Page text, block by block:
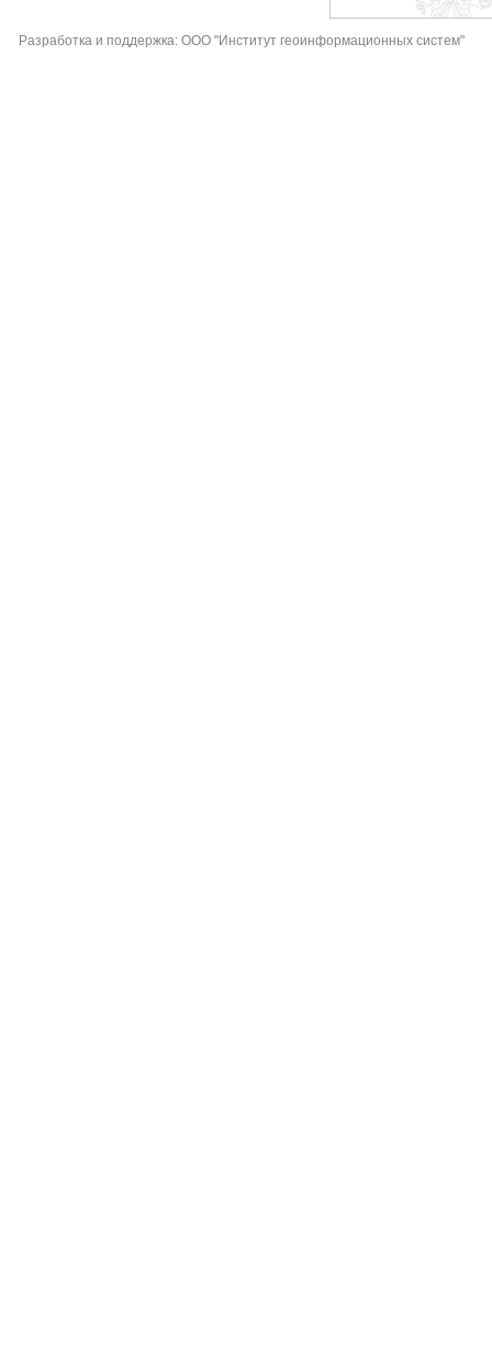
Разработка и поддержка: ООО "Институт геоинформационных систем"